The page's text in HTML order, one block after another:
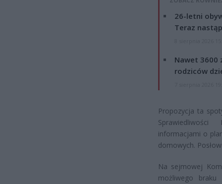
26-letni
Teraz
Nawet 3600
rodziców
Propozycja ta
Sprawiedliwości
informacjami o
domowych.
Na sejmowej
możliwego